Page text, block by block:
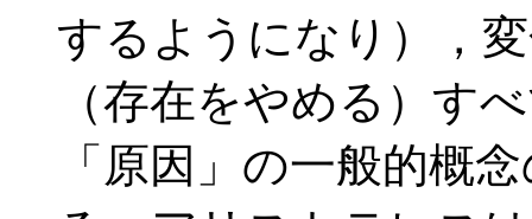
するようになり），
（存在をやめる）す
「原因」の一般的概